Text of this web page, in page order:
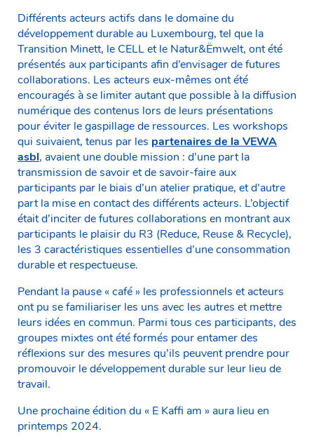
Différents acteurs actifs dans le domaine du
développement durable au Luxembourg, tel que la
Transition Minett, le CELL et le Natur&Ëmwelt, ont été
présentés aux participants afin d’envisager de futures
collaborations. Les acteurs eux-mêmes ont été
encouragés à se limiter autant que possible à la diffusion
numérique des contenus lors de leurs présentations
pour éviter le gaspillage de ressources. Les workshops
qui suivaient, tenus par les partenaires de la VEWA
asbl, avaient une double mission : d’une part la
transmission de savoir et de savoir-faire aux
participants par le biais d’un atelier pratique, et d’autre
part la mise en contact des différents acteurs. L’objectif
était d’inciter de futures collaborations en montrant aux
participants le plaisir du R3 (Reduce, Reuse & Recycle),
les 3 caractéristiques essentielles d’une consommation
durable et respectueuse.
Pendant la pause « café » les professionnels et acteurs
ont pu se familiariser les uns avec les autres et mettre
leurs idées en commun. Parmi tous ces participants, des
groupes mixtes ont été formés pour entamer des
réflexions sur des mesures qu’ils peuvent prendre pour
promouvoir le développement durable sur leur lieu de
travail.
Une prochaine édition du « E Kaffi am » aura lieu en
printemps 2024.